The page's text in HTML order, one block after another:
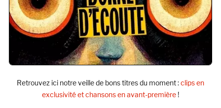
Retrouvez ici notre veille de bons titres du moment :clips en
exclusivité et chansons en avant-première !